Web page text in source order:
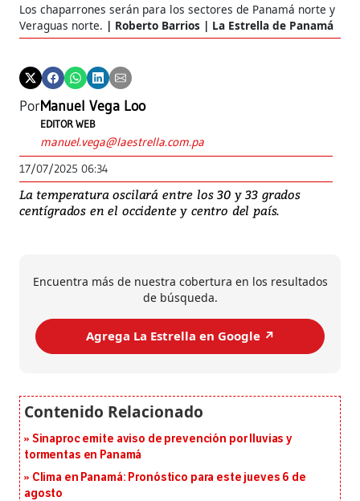
Los chaparrones serán para los sectores de Panamá norte y
Veraguas norte.
Roberto Barrios | La Estrella de Panamá
PorManuel Vega Loo
EDITOR WEB
manuel.vega@laestrella.com.pa
17/07/2025 06:34
La temperatura oscilará entre los 30 y 33 grados
centígrados en el occidente y centro del país.
Encuentra más de nuestra cobertura en los resultados
de búsqueda.
Agrega La Estrella en Google ↗️
Sinaproc emite aviso de prevención por lluvias y
tormentas en Panamá
Clima en Panamá: Pronóstico para este jueves 6 de
agosto